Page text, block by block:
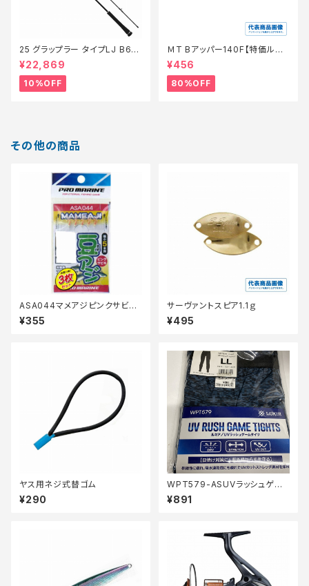
25 グラップラー タイプLJ B63-
3【継続セール_ロッド】【10】
¥22,869
10%OFF
ＭT Bアッパー140F【特価ルア
ー】【80】
¥456
80%OFF
その他の商品
ASA044マメアジピンクサビキ
2ゴウ
¥355
サーヴァントスピア1.1ｇ
¥495
ヤス用ネジ式替ゴム
¥290
WPT579-ASUVラッシュゲー
ムタイツ LL【中古品】
¥891